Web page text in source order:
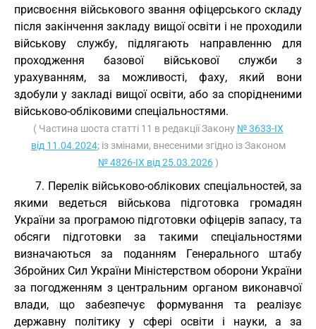
присвоєння військового звання офіцерського складу
після закінчення закладу вищої освіти і не проходили
військову службу, підлягають направленню для
проходження базової військової служби з
урахуванням, за можливості, фаху, який вони
здобули у закладі вищої освіти, або за спорідненими
військово-обліковими спеціальностями.
( Частина шоста статті 11 в редакції Закону № 3633-IX
від 11.04.2024; із змінами, внесеними згідно із Законом
№ 4826-IX від 25.03.2026)
7. Перелік військово-облікових спеціальностей, за
якими ведеться військова підготовка громадян
України за програмою підготовки офіцерів запасу, та
обсяги підготовки за такими спеціальностями
визначаються за поданням Генерального штабу
Збройних Сил України Міністерством оборони України
за погодженням з центральним органом виконавчої
влади, що забезпечує формування та реалізує
державну політику у сфері освіти і науки, а за